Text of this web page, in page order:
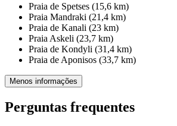
Praia de Spetses (15,6 km)
Praia Mandraki (21,4 km)
Praia de Kanali (23 km)
Praia Askeli (23,7 km)
Praia de Kondyli (31,4 km)
Praia de Aponisos (33,7 km)
Menos informações
Perguntas frequentes